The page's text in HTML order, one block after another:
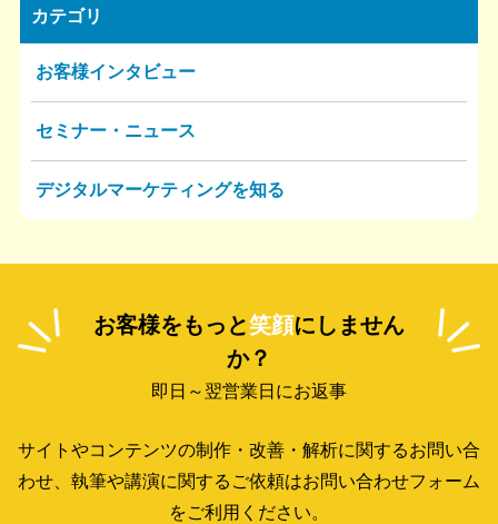
カテゴリ
お客様インタビュー
セミナー・ニュース
デジタルマーケティングを知る
お客様をもっと笑顔にしません
か？
即日～翌営業日にお返事
サイトやコンテンツの制作・改善・解析に関するお問い合
わせ、 執筆や講演に関するご依頼はお問い合わせフォーム
をご利用ください。